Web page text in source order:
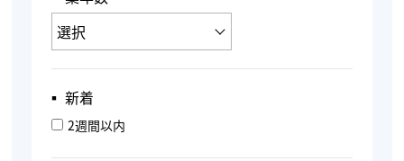
▪︎ 新着
2週間以内